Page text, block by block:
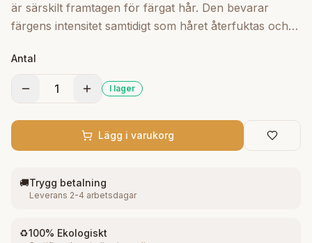
är särskilt framtagen för färgat hår. Den bevarar
färgens intensitet samtidigt som håret återfuktas och
Låt verka i 5–10 minuter och skölj noggrant. Använd
regelbundet för bästa resultat.
Antal
1 I lager
Lägg i varukorg
🚚Trygg betalning
Leverans 2-4 arbetsdagar
♻️100% Ekologiskt